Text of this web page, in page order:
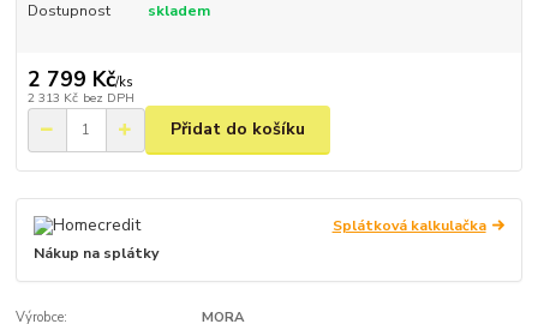
Dostupnost skladem
2 799 Kč/ks
2 313 Kč bez DPH
Přidat do košíku
Splátková kalkulačka
Nákup na splátky
Výrobce:
MORA